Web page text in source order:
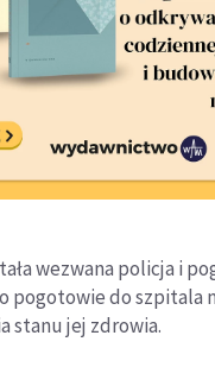
wezwana policja i
pogotowie do szpitala
stanu jej zdrowia.